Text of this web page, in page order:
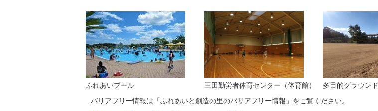
ふれあいプール 三田勤労者体育センター（体育館）
多目的グラウンド
バリアフリー情報は「ふれあいと創造の里のバリアフリー情報」をご覧ください。